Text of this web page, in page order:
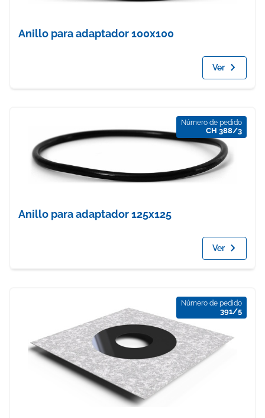
Anillo para adaptador 100x100
Ver
Número de pedido
CH 388/3
Anillo para adaptador 125x125
Ver
Número de pedido
391/5